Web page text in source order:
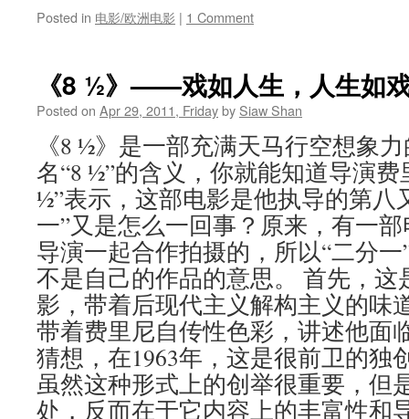
Posted in 电影/欧洲电影 | 1 Comment
《8 ½》——戏如人生，人生如
Posted on Apr 29, 2011, Fridayby Siaw Shan
《8 ½》是一部充满天马行空想象
名“8 ½”的含义，你就能知道导演费
½”表示，这部电影是他执导的第八
一”又是怎么一回事？原来，有一
导演一起合作拍摄的，所以“二分
不是自己的作品的意思。 首先，这
影，带着后现代主义解构主义的味
带着费里尼自传性色彩，讲述他面
猜想，在1963年，这是很前卫的独
虽然这种形式上的创举很重要，但
处，反而在于它内容上的丰富性和